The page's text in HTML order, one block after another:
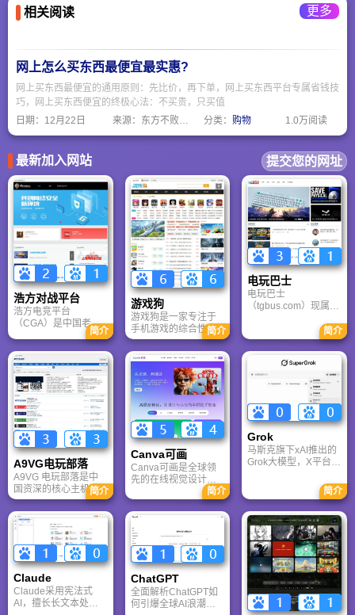
采购大会等O2O服
务，拥有耍娃儿、重
庆买买买、重庆好吃
帮等微信公众号矩
阵，布局今日头条、
台，为商家提供社会
化营销解决方案，是
部课程的课程中心，
是重庆唯一的教育综
构建了集人文通识、
在全国学科竞赛中表
市属高校中位居前
列。
相关阅读 更多
网上怎么买东西最便宜最实惠?
网上买东西最便宜的通用原则：先比价，再下单，网上买东西平台专属省钱技
巧，网上买东西便宜的终极心法：不买贵，只买值
日期： 12月22日 来源：东方不败网址大全 分类： 购物 1.0万阅读
最新加入网站 提交您的网址
浩方对战平台
浩方电竞平台
（CGA）是中国老牌
游戏联机平台，提供
CS、War3、星际争霸
等经典游戏的稳定联
机服务。重温DOTA1
的激情岁月，找回当
年的战友。同时提供
最新CGA电竞赛事资
讯及热门页游入口，
致敬中国电竞的黄金
时代。
简介
游戏狗
游戏狗是一家专注于
手机游戏的综合性门
户网站。它致力于为
手游玩家提供最新、
最全的游戏资讯、攻
略、评测及视频等内
容，是国内较早一批
专注于移动游戏领域
的垂直媒体。
简介
电玩巴士
电玩巴士
（tgbus.com）现属于
注于解决游戏用户需
求的综合性游戏门户
网站，电玩巴士是一
个全面的综合性游戏
门户，专注于为全球
玩家提供主机、PC及
移动端游戏的全方位
资讯。
简介
A9VG电玩部落
A9VG 电玩部落是中
国资深的核心主机游
戏玩家社区。网站以
论坛为核心，提供全
面的主机游戏资讯、
攻略和资料库，覆盖
PlayStation、Xbox、
Switch 等全平台。凭
借其深厚的历史积淀
和活跃的用户群体，
A9VG 成为硬核玩家
交流心得、分享攻略
简介
Canva可画
Canva可画是全球领
先的在线视觉设计平
台，内置AI“魔力工作
室”，提供海量正版模
板与素材。无论是自
媒体封面、企业海报
还是PPT，零基础用
户也能轻松实现专业
级创作，让设计触手
可及。
简介
Grok
马斯克旗下xAI推出的
Grok大模型，X平台实
体协作的核心优势。
针对其中文能力、隐
私安全及幻觉问题等
高频疑问进行客观解
答，提供AI选型参
考。
简介
Claude
Claude采用宪法式
AI，擅长长文本处理
ChatGPT‌
全面解析ChatGPT如
何引爆全球AI浪潮！